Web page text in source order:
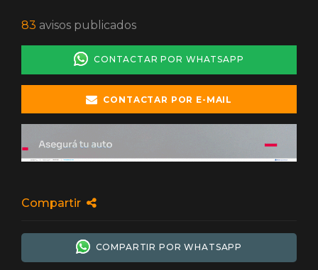
83 avisos publicados
CONTACTAR POR WHATSAPP
CONTACTAR POR E-MAIL
Compartir
COMPARTIR POR WHATSAPP